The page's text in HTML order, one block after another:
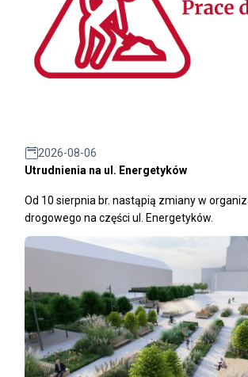
2026-08-06
Utrudnienia na ul. Energetyków
Od 10 sierpnia br. nastąpią zmiany w
drogowego na części ul. Energetyków.